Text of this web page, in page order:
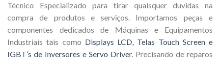
Técnico Especializado para tirar quaisquer duvidas na
compra de produtos e serviços. Importamos peças e
componentes dedicados de Máquinas e Equipamentos
Industriais tais como Displays LCD, Telas Touch Screen e
IGBT’s de Inversores e Servo Driver. Precisando de reparos